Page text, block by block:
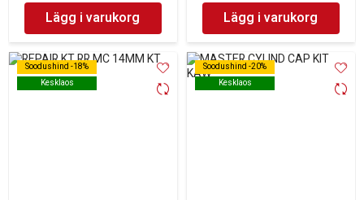
Lägg i varukorg Lägg i varukorg
Soodushind -18%
Kesklaos
Soodushind -18%
Kesklaos
Soodushind -20%
Kesklaos
Soodushind -20%
Kesklaos